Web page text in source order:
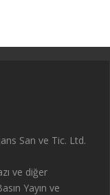
San ve Tic. Ltd.
ve diğer
Yayın ve